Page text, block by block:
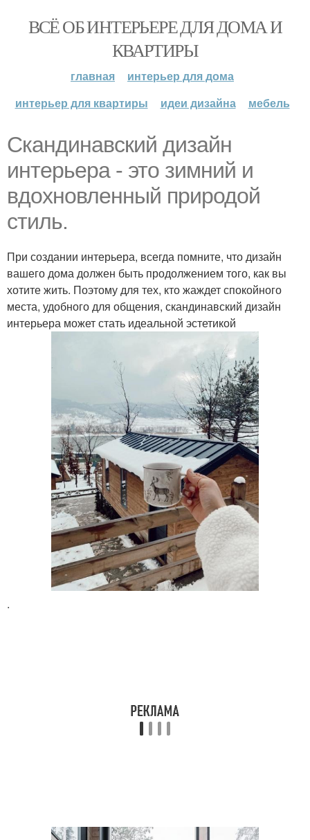
ВСЁ ОБ ИНТЕРЬЕРЕ ДЛЯ ДОМА И
КВАРТИРЫ
главная
интерьер для дома
интерьер для квартиры
идеи дизайна мебель
Скандинавский дизайн
интерьера - это зимний и
вдохновленный природой
стиль.
При создании интерьера, всегда помните, что дизайн
вашего дома должен быть продолжением того, как вы
хотите жить. Поэтому для тех, кто жаждет спокойного
места, удобного для общения, скандинавский дизайн
интерьера может стать идеальной эстетикой
.